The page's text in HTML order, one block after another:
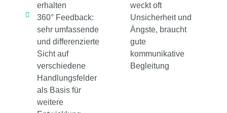
erhalten
360° Feedback:
sehr umfassende
und differenzierte
Sicht auf
verschiedene
Handlungsfelder
als Basis für
weitere
weckt oft
Unsicherheit und
Ängste, braucht
gute
kommunikative
Begleitung